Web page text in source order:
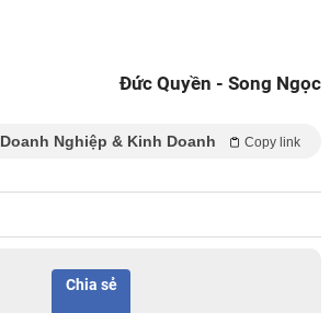
Đức Quyền - Song Ngọc
Doanh Nghiệp & Kinh Doanh Copy link
Chia sẻ